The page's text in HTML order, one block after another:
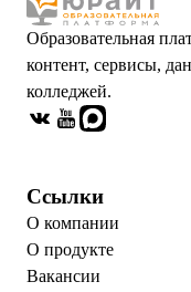
Образовательная
контент, сервисы,
колледжей.
Ссылки
О компании
О продукте
Вакансии